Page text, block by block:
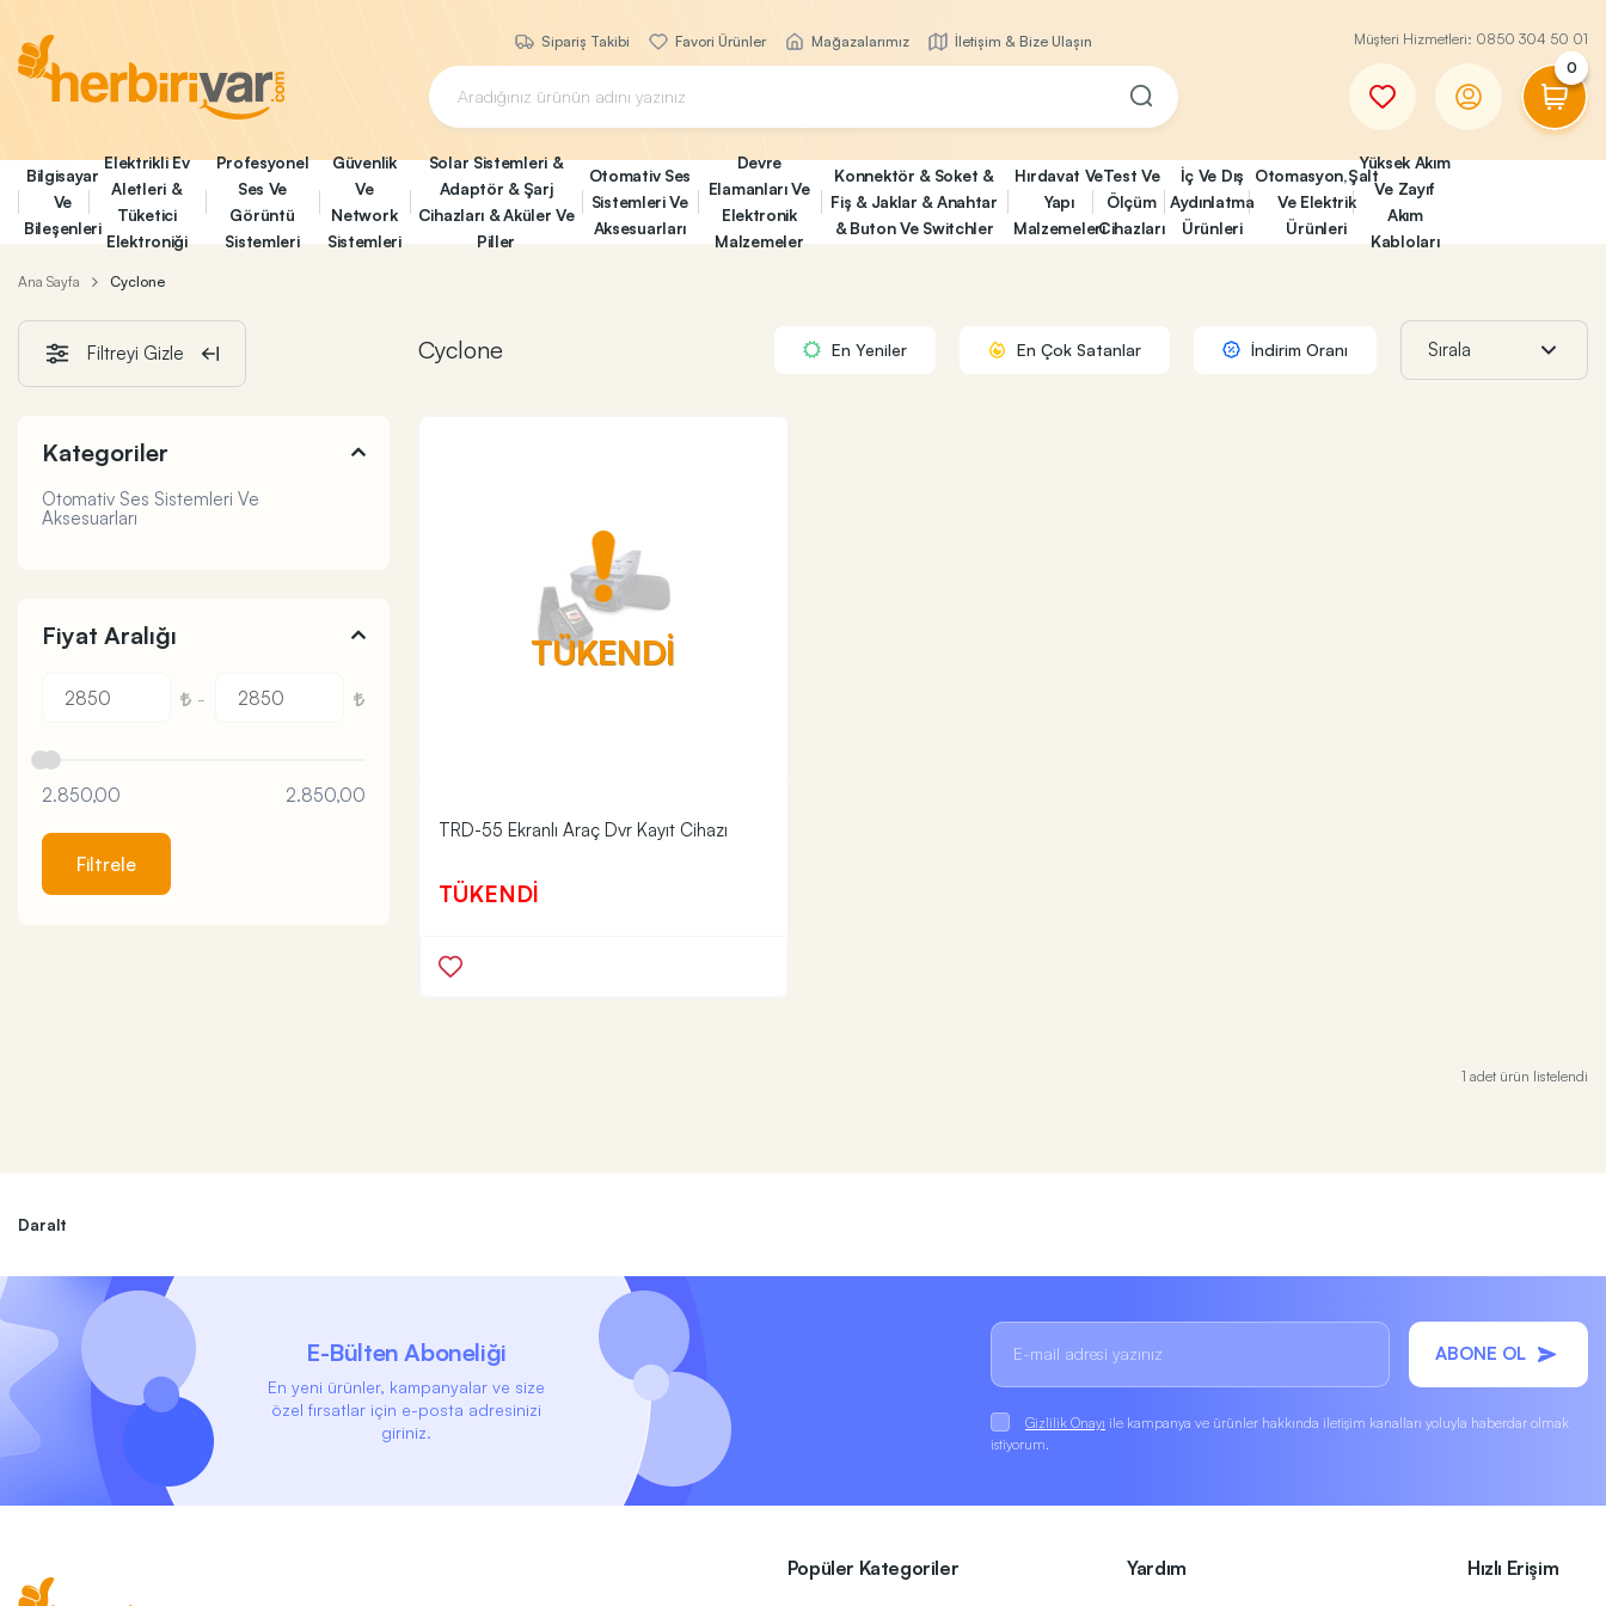
Sipariş Takibi Favori Ürünler Mağazalarımız İletişim & Bize Ulaşın Müşteri Hizmetleri: 0850 304 50 01
0
Bilgisayar
Ve
Bileşenleri
Elektrikli Ev
Aletleri &
Tüketici
Elektroniği
Profesyonel
Ses Ve
Görüntü
Sistemleri
Güvenlik
Ve
Network
Sistemleri
Solar Sistemleri &
Adaptör & Şarj
Cihazları & Aküler Ve
Piller
Otomativ Ses
Sistemleri Ve
Aksesuarları
Devre
Elamanları Ve
Elektronik
Malzemeler
Konnektör & Soket &
Fiş & Jaklar & Anahtar
& Buton Ve Switchler
Hırdavat Ve
Yapı
Malzemeleri
Test Ve
Ölçüm
Cihazları
İç Ve Dış
Aydınlatma
Ürünleri
Otomasyon,Şalt
Ve Elektrik
Ürünleri
Yüksek Akım
Ve Zayıf
Akım
Kabloları
Ana Sayfa Cyclone
Kategoriler
Otomativ Ses Sistemleri Ve
Aksesuarları
Fiyat Aralığı
-
2.850,00 2.850,00
Filtrele
Filtreyi Gizle İndirim Oranı
En Çok Satanlar
En Yeniler
Cyclone
TÜKENDİ
TRD-55 Ekranlı Araç Dvr Kayıt Cihazı
TÜKENDİ
1 adet ürün listelendi
Daralt
E-Bülten Aboneliği
En yeni ürünler, kampanyalar ve size
özel fırsatlar için e-posta adresinizi
giriniz.
ABONE OL
Gizlilik Onayı ile kampanya ve ürünler hakkında iletişim kanalları yoluyla haberdar olmak
istiyorum.
Popüler Kategoriler Yardım Hızlı Erişim